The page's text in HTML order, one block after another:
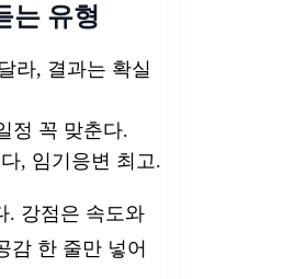
는 유형
라, 결과는 확실
정 꼭 맞춘다.
, 임기응변 최고.
. 강점은 속도와
감 한 줄만 넣어